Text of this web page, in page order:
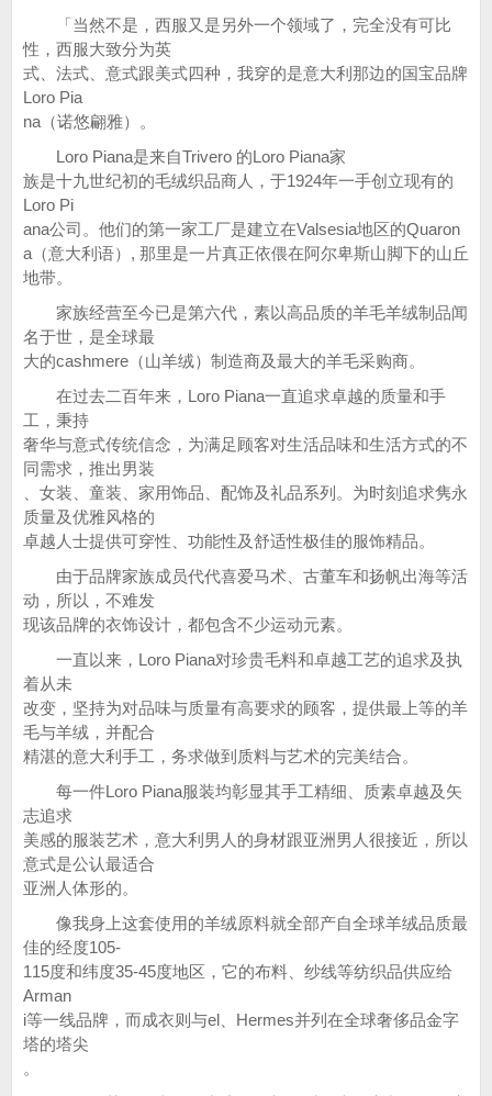
「当然不是，西服又是另外一个领域了，完全没有可比
性，西服大致分为英
式、法式、意式跟美式四种，我穿的是意大利那边的国宝品牌
Loro Pia
na（诺悠翩雅）。
Loro Piana是来自Trivero 的Loro Piana家
族是十九世纪初的毛绒织品商人，于1924年一手创立现有的
Loro Pi
ana公司。他们的第一家工厂是建立在Valsesia地区的Quaron
a（意大利语）, 那里是一片真正依偎在阿尔卑斯山脚下的山丘
地带。
家族经营至今已是第六代，素以高品质的羊毛羊绒制品闻
名于世，是全球最
大的cashmere（山羊绒）制造商及最大的羊毛采购商。
在过去二百年来，Loro Piana一直追求卓越的质量和手
工，秉持
奢华与意式传统信念，为满足顾客对生活品味和生活方式的不
同需求，推出男装
、女装、童装、家用饰品、配饰及礼品系列。为时刻追求隽永
质量及优雅风格的
卓越人士提供可穿性、功能性及舒适性极佳的服饰精品。
由于品牌家族成员代代喜爱马术、古董车和扬帆出海等活
动，所以，不难发
现该品牌的衣饰设计，都包含不少运动元素。
一直以来，Loro Piana对珍贵毛料和卓越工艺的追求及执
着从未
改变，坚持为对品味与质量有高要求的顾客，提供最上等的羊
毛与羊绒，并配合
精湛的意大利手工，务求做到质料与艺术的完美结合。
每一件Loro Piana服装均彰显其手工精细、质素卓越及矢
志追求
美感的服装艺术，意大利男人的身材跟亚洲男人很接近，所以
意式是公认最适合
亚洲人体形的。
像我身上这套使用的羊绒原料就全部产自全球羊绒品质最
佳的经度105-
115度和纬度35-45度地区，它的布料、纱线等纺织品供应给
Arman
i等一线品牌，而成衣则与el、Hermes并列在全球奢侈品金字
塔的塔尖
。